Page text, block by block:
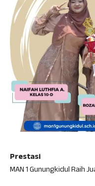
Prestasi
MAN 1 Gunungkidul Raih